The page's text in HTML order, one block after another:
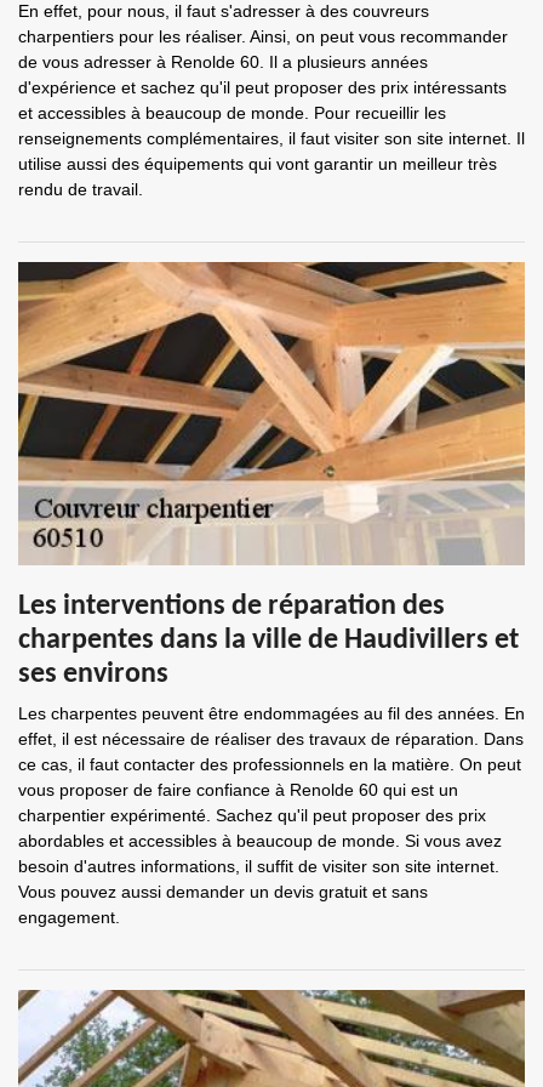
En effet, pour nous, il faut s'adresser à des couvreurs
charpentiers pour les réaliser. Ainsi, on peut vous recommander
de vous adresser à Renolde 60. Il a plusieurs années
d'expérience et sachez qu'il peut proposer des prix intéressants
et accessibles à beaucoup de monde. Pour recueillir les
renseignements complémentaires, il faut visiter son site internet. Il
utilise aussi des équipements qui vont garantir un meilleur très
rendu de travail.
Les interventions de réparation des
charpentes dans la ville de Haudivillers et
ses environs
Les charpentes peuvent être endommagées au fil des années. En
effet, il est nécessaire de réaliser des travaux de réparation. Dans
ce cas, il faut contacter des professionnels en la matière. On peut
vous proposer de faire confiance à Renolde 60 qui est un
charpentier expérimenté. Sachez qu'il peut proposer des prix
abordables et accessibles à beaucoup de monde. Si vous avez
besoin d'autres informations, il suffit de visiter son site internet.
Vous pouvez aussi demander un devis gratuit et sans
engagement.